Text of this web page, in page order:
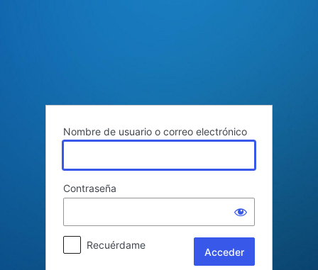
Nombre de usuario o correo electrónico
Contraseña
Recuérdame